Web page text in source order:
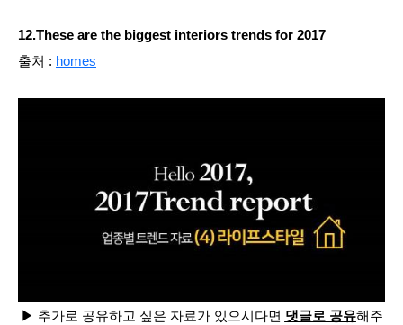
12.These are the biggest interiors trends for 2017
출처 : homes
▶ 추가로 공유하고 싶은 자료가 있으시다면 댓글로 공유해주